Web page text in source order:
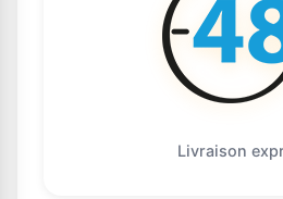
Livraison